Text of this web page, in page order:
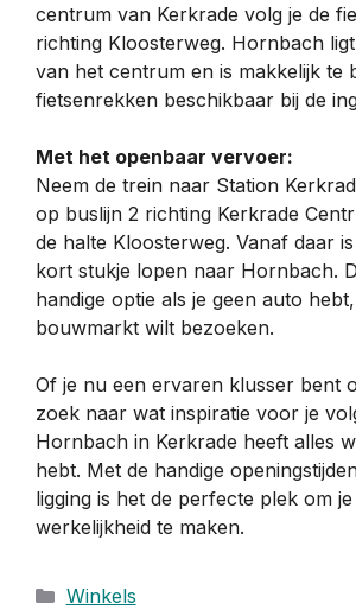
centrum van Kerkrade volg je de
richting Kloosterweg. Hornbach
van het centrum en is makkelijk te
fietsenrekken beschikbaar bij de
Met het openbaar vervoer:
Neem de trein naar Station
op buslijn 2 richting Kerkrade
de halte Kloosterweg. Vanaf daar
kort stukje lopen naar Hornbach.
handige optie als je geen auto
bouwmarkt wilt bezoeken.
Of je nu een ervaren klusser bent
zoek naar wat inspiratie voor je
Hornbach in Kerkrade heeft alles
hebt. Met de handige
ligging is het de perfecte plek om
werkelijkheid te maken.
Categorieën
Winkels